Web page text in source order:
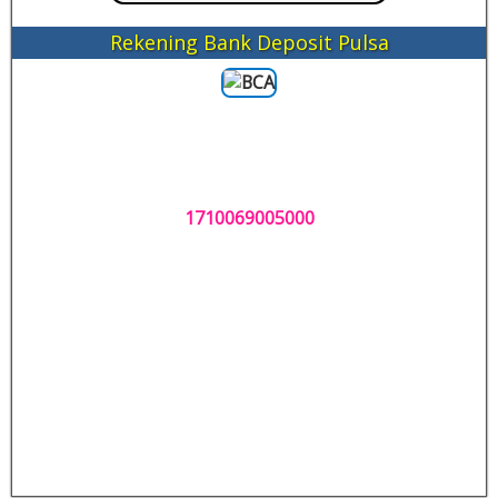
Rekening Bank Deposit Pulsa
1710069005000